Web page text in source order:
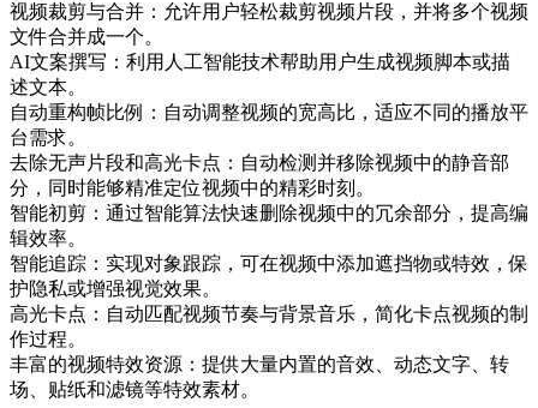
视频裁剪与合并：允许用户轻松裁剪视频片段，并将多个视频
文件合并成一个。
AI文案撰写：利用人工智能技术帮助用户生成视频脚本或描
述文本。
自动重构帧比例：自动调整视频的宽高比，适应不同的播放平
台需求。
去除无声片段和高光卡点：自动检测并移除视频中的静音部
分，同时能够精准定位视频中的精彩时刻。
智能初剪：通过智能算法快速删除视频中的冗余部分，提高编
辑效率。
智能追踪：实现对象跟踪，可在视频中添加遮挡物或特效，保
护隐私或增强视觉效果。
高光卡点：自动匹配视频节奏与背景音乐，简化卡点视频的制
作过程。
丰富的视频特效资源：提供大量内置的音效、动态文字、转
场、贴纸和滤镜等特效素材。